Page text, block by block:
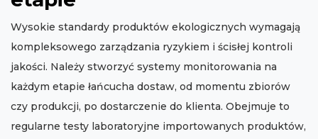
Wysokie standardy produktów ekologicznych wymagają
kompleksowego zarządzania ryzykiem i ścisłej kontroli
jakości. Należy stworzyć systemy monitorowania na
każdym etapie łańcucha dostaw, od momentu zbiorów
czy produkcji, po dostarczenie do klienta. Obejmuje to
regularne testy laboratoryjne importowanych produktów,